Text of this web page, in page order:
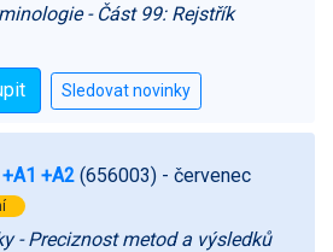
- Část 99: Rejstřík
+A2 (656003) - červenec
- Preciznost metod a výsledků